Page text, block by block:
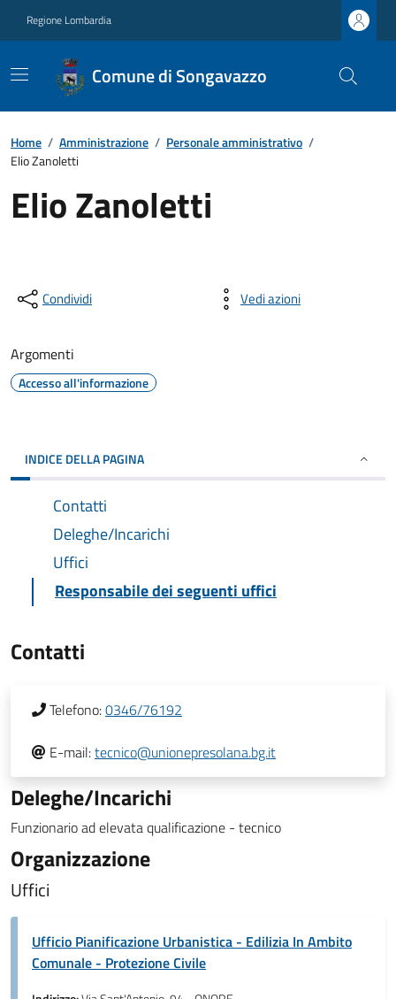
Regione Lombardia
Comune di Songavazzo
Home / Amministrazione / Personale amministrativo /
Elio Zanoletti
Elio Zanoletti
Condividi Vedi azioni
Argomenti
Accesso all'informazione
INDICE DELLA PAGINA
Contatti
Deleghe/Incarichi
Uffici
Responsabile dei seguenti uffici
Contatti
Telefono:0346/76192
E-mail:tecnico@unionepresolana.bg.it
Deleghe/Incarichi
Funzionario ad elevata qualificazione - tecnico
Organizzazione
Uffici
Ufficio Pianificazione Urbanistica - Edilizia In Ambito
Comunale - Protezione Civile